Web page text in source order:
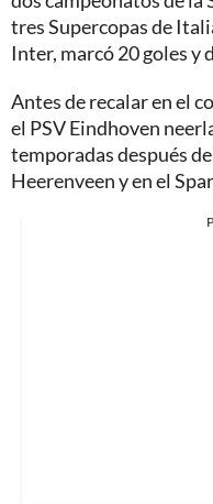
tres Supercopas de
Inter, marcó 20 goles y
Antes de recalar en el
el PSV Eindhoven
temporadas después
Heerenveen y en el